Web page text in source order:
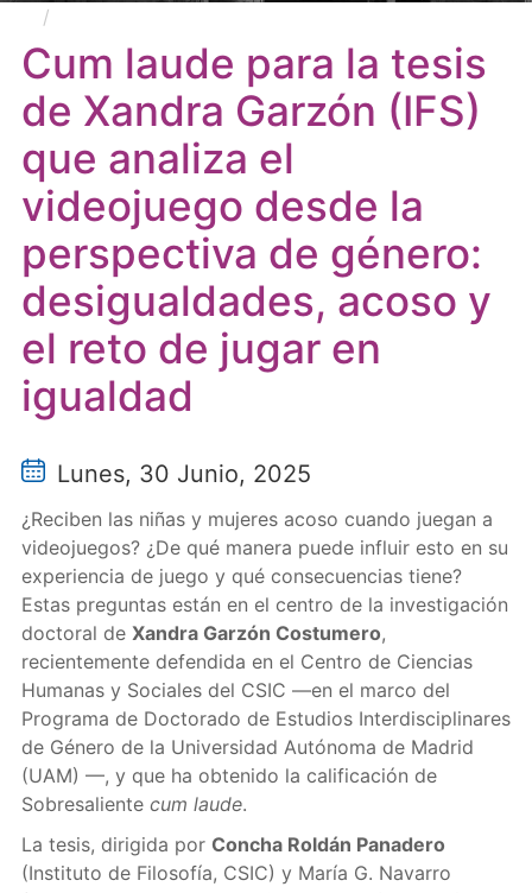
que analiza el videojuego desde la perspectiva de
género: desigualdades, acoso y el reto de jugar en
igualdad
Cum laude para la tesis
de Xandra Garzón (IFS)
que analiza el
videojuego desde la
perspectiva de género:
desigualdades, acoso y
el reto de jugar en
igualdad
Lunes, 30 Junio, 2025
¿Reciben las niñas y mujeres acoso cuando juegan a
videojuegos? ¿De qué manera puede influir esto en su
experiencia de juego y qué consecuencias tiene?
Estas preguntas están en el centro de la investigación
doctoral de Xandra Garzón Costumero,
recientemente defendida en el Centro de Ciencias
Humanas y Sociales del CSIC —en el marco del
Programa de Doctorado de Estudios Interdisciplinares
de Género de la Universidad Autónoma de Madrid
(UAM) —, y que ha obtenido la calificación de
Sobresaliente cum laude.
La tesis, dirigida por Concha Roldán Panadero
(Instituto de Filosofía, CSIC) y María G. Navarro